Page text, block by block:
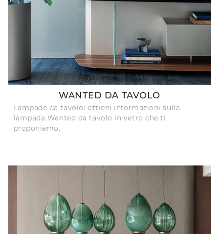
WANTED DA TAVOLO
Lampade da tavolo: ottieni informazioni sulla
lampada Wanted da tavolo in vetro che ti
proponiamo.